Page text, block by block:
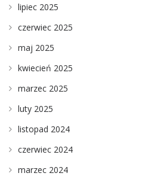
lipiec 2025
czerwiec 2025
maj 2025
kwiecień 2025
marzec 2025
luty 2025
listopad 2024
czerwiec 2024
marzec 2024